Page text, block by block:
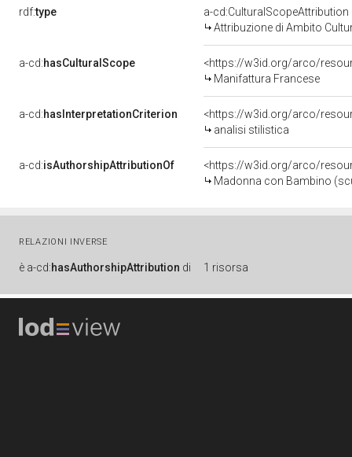
rdf:type
a-cd:CulturalScopeAttribution
Attribuzione di Ambito
a-cd:hasCulturalScope
<https://w3id.org/arco/
Manifattura Francese
a-cd:hasInterpretationCriterion
<https://w3id.org/arco/
analisi stilistica
a-cd:isAuthorshipAttributionOf
<https://w3id.org/arco/
Madonna con Bambino
RELAZIONI INVERSE
è a-cd:hasAuthorshipAttribution di 1 risorsa